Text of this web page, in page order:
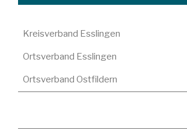
Kreisverband Esslingen
Ortsverband Esslingen
Ortsverband Ostfildern